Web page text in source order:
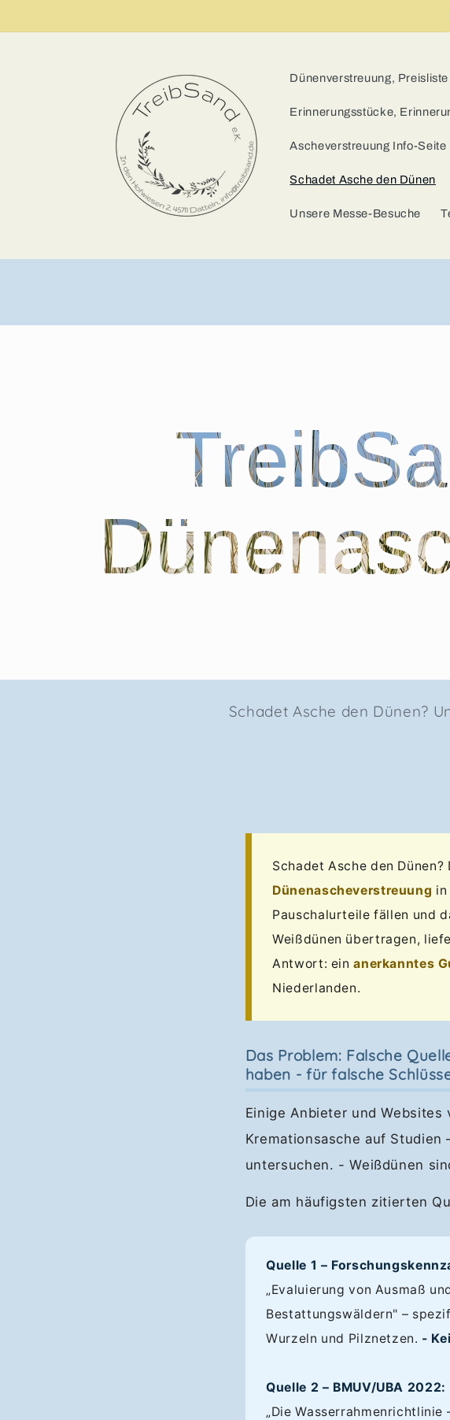
Dünenverstreuung, Preisliste
Erinnerungsstücke,
Ascheverstreuung Info-Seite
Schadet Asche den Dünen
Unsere Messe-Besuche
Schadet Asche den Dünen?
Schadet Asche den
Dünenascheverstreuung in
Pauschalurteile fällen und
Weißdünen übertragen,
Antwort: einanerkanntes
Niederlanden.
Das Problem: Falsche
haben - für falsche
Einige Anbieter und
Kremationsasche auf
untersuchen. - Weißdünen
Die am häufigsten zitierten
Quelle 1 –
„Evaluierung von Ausmaß
Bestattungswäldern" –
Wurzeln und Pilznetzen. -
Quelle 2 – BMUV/UBA 2022:
„Die